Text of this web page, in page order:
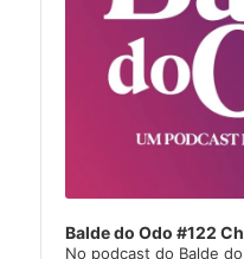
Balde do Odo #122
No podcast do Balde